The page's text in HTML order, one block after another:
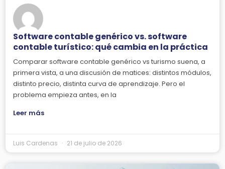
Software contable genérico vs. software
contable turístico: qué cambia en la práctica
Comparar software contable genérico vs turismo suena, a
primera vista, a una discusión de matices: distintos módulos,
distinto precio, distinta curva de aprendizaje. Pero el
problema empieza antes, en la
Leer más
Luis Cardenas 21 de julio de 2026